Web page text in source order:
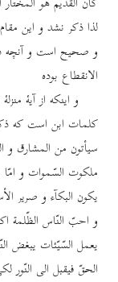
لذا ذکر نشد و این
و صحیح است و آنچه
الانقطاع بوده
و اینکه از آیۀ
کلمات ابن است که
سیأتون من المشارق
ملکوت السّموات و امّا
یکون البکآء و صریر
و احبّ النّاس الظّلمة
یعمل السّیّئات یبغض
الحقّ فیقبل الی النّور